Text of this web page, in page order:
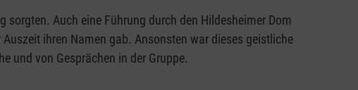
Auch eine Führung durch den Hildesheimer Dom
ihren Namen gab. Ansonsten war dieses geistliche
und von Gesprächen in der Gruppe.